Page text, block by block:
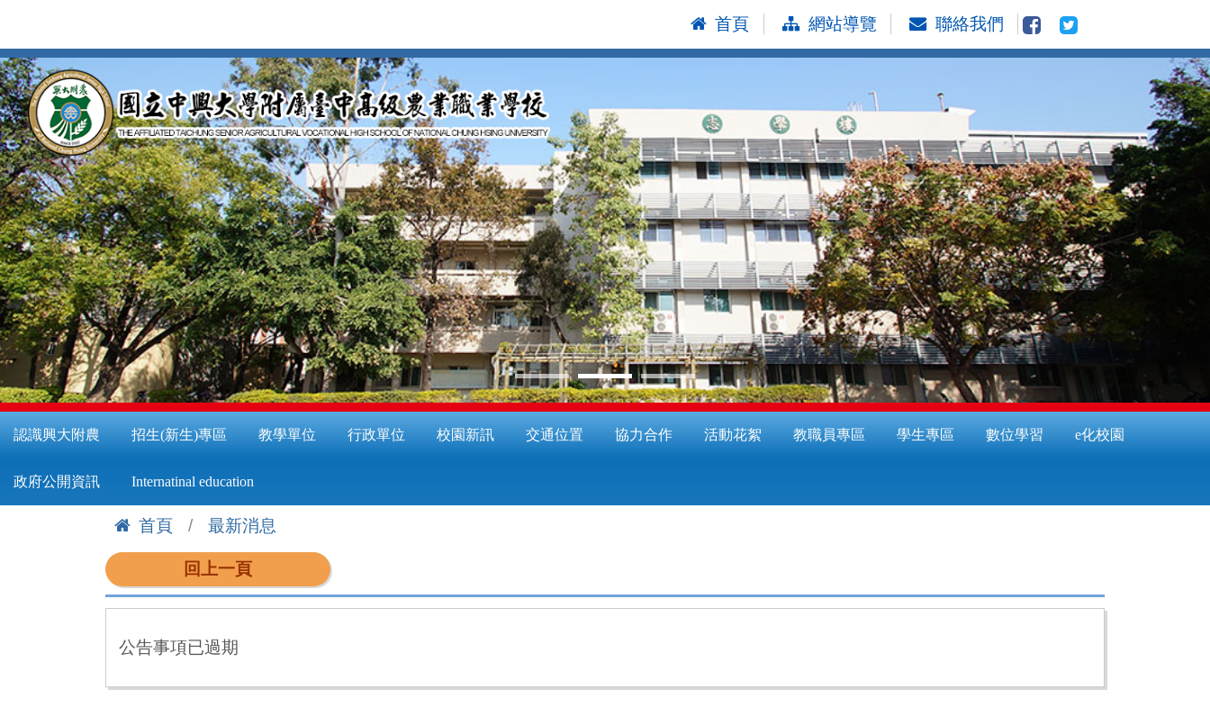
到
主
要
內
容
區
首頁 網站導覽 聯絡我們
認識興大附農 招生(新生)專區 教學單位 行政單位 校園新訊 交通位置 協力合作 活動花絮 教職員專區 學生專區 數位學習 e化校園
政府公開資訊 Internatinal education
首頁
最新消息
回上一頁
公告事項已過期